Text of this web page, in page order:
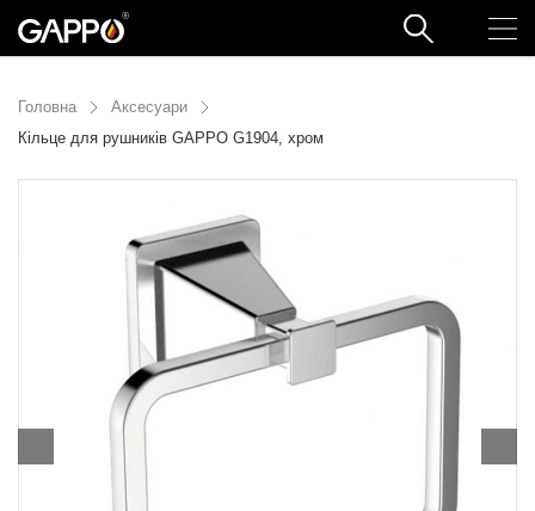
Головна
Аксесуари
Кільце для рушників GAPPO G1904, хром